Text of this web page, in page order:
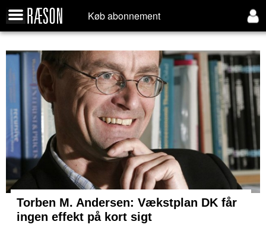
Køb abonnement
Torben M. Andersen: Vækstplan DK får
ingen effekt på kort sigt